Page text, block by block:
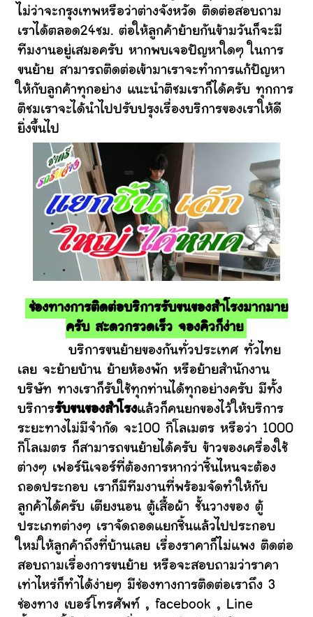
ไม่ว่าจะกรุงเทพหรือว่าต่างจังหวัด ติดต่อสอบถาม
เราได้ตลอด24ชม. ต่อให้ลูกค้าย้ายกันข้ามวันก็จะมี
ทีมงานอยู่เสมอครับ หากพบเจอปัญหาใดๆ ในการ
ขนย้าย สามารถติดต่อเข้ามาเราจะทำการแก้ปัญหา
ให้กับลูกค้าทุกอย่าง แนะนำติชมเราก็ได้ครับ ทุกการ
ติชมเราจะได้นำไปปรับปรุงเรื่องบริการของเราให้ดี
ยิ่งขึ้นไป
ช่องทางการติดต่อบริการรับขนของสำโรงมากมาย
ครับ สะดวกรวดเร็ว จองคิวก็ง่าย
บริการขนย้ายของกันทั่วประเทศ ทั่วไทย
เลย จะย้ายบ้าน ย้ายห้องพัก หรือย้ายสำนักงาน
บริษัท ทางเราก็รับใช้ทุกท่านได้ทุกอย่างครับ มีทั้ง
บริการรับขนของสำโรงแล้วก็คนยกของไว้ให้บริการ
ระยะทางไม่มีจำกัด จะ100 กิโลเมตร หรือว่า 1000
กิโลเมตร ก็สามารถขนย้ายได้ครับ ข้าวของเครื่องใช้
ต่างๆ เฟอร์นิเจอร์ที่ต้องการหากว่าชิ้นไหนจะต้อง
ถอดประกอบ เราก็มีทีมงานที่พร้อมจัดทำให้กับ
ลูกค้าได้ครับ เตียงนอน ตู้เสื้อผ้า ชั้นวางของ ตู้
ประเภทต่างๆ เราจัดถอดแยกชิ้นแล้วไปประกอบ
ใหม่ให้ลูกค้าถึงที่บ้านเลย เรื่องราคาก็ไม่แพง ติดต่อ
สอบถามเรื่องการขนย้าย หรือจะสอบถามว่าราคา
เท่าไหร่ก็ทำได้ง่ายๆ มีช่องทางการติดต่อเราถึง 3
ช่องทาง เบอร์โทรศัพท์ , facebook , Line